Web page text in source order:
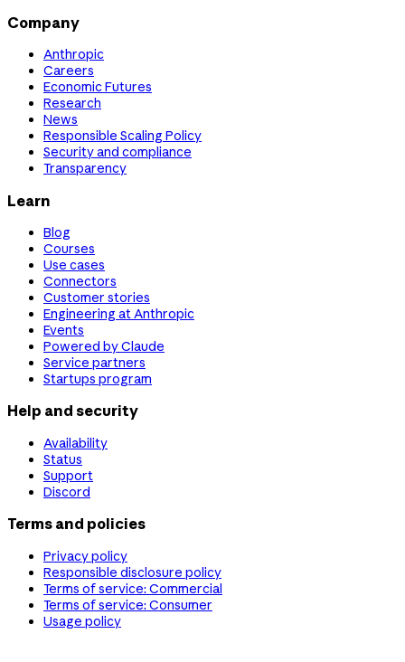
Company
Anthropic
Careers
Economic Futures
Research
News
Responsible Scaling Policy
Security and compliance
Transparency
Learn
Blog
Courses
Use cases
Connectors
Customer stories
Engineering at Anthropic
Events
Powered by Claude
Service partners
Startups program
Help and security
Availability
Status
Support
Discord
Terms and policies
Privacy policy
Responsible disclosure policy
Terms of service: Commercial
Terms of service: Consumer
Usage policy